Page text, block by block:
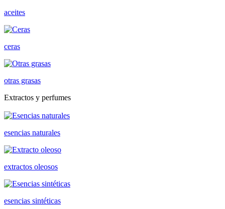
aceites
ceras
otras grasas
Extractos y perfumes
esencias naturales
extractos oleosos
esencias sintéticas